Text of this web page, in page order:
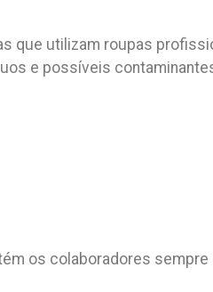
que utilizam roupas
e possíveis
os colaboradores